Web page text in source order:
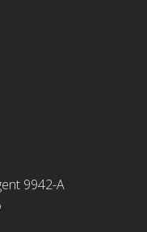
9942-A